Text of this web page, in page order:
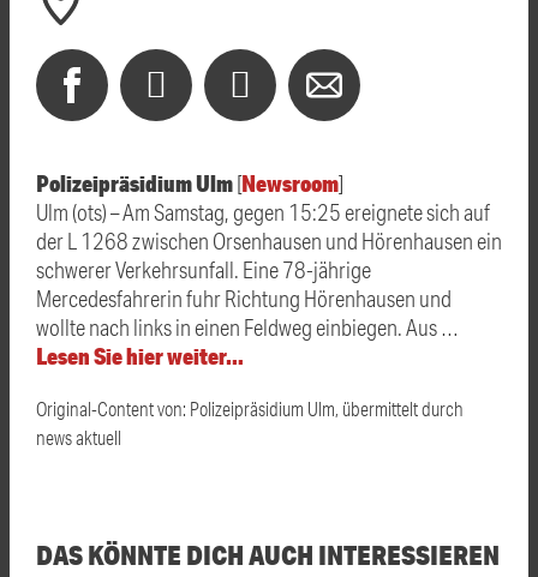
Polizeipräsidium Ulm[Newsroom]
Ulm (ots) – Am Samstag, gegen 15:25 ereignete sich auf
der L 1268 zwischen Orsenhausen und Hörenhausen ein
schwerer Verkehrsunfall. Eine 78-jährige
Mercedesfahrerin fuhr Richtung Hörenhausen und
wollte nach links in einen Feldweg einbiegen. Aus …
Lesen Sie hier weiter…
Original-Content von: Polizeipräsidium Ulm, übermittelt durch
news aktuell
DAS KÖNNTE DICH AUCH INTERESSIEREN